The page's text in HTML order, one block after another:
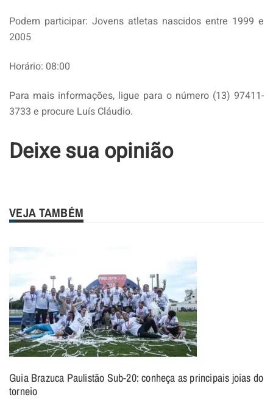
Podem participar: Jovens atletas nascidos entre 1999 e
2005
Horário: 08:00
Para mais informações, ligue para o número (13) 97411-
3733 e procure Luís Cláudio.
Deixe sua opinião
VEJA TAMBÉM
Guia Brazuca Paulistão Sub-20: conheça as principais joias do
torneio